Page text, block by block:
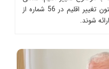
عناوین و مطالب درج‌شده در ستون تغییر اقلیم در 56 شماره از
شوند.